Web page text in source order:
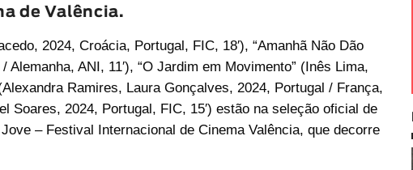
de Valência.
, 2024, Croácia, Portugal, FIC, 18′), “Amanhã Não Dão
Alemanha, ANI, 11′), “O Jardim em Movimento” (Inês Lima,
Alexandra Ramires, Laura Gonçalves, 2024, Portugal / França,
Soares, 2024, Portugal, FIC, 15′) estão na seleção oficial de
– Festival Internacional de Cinema Valência, que decorre